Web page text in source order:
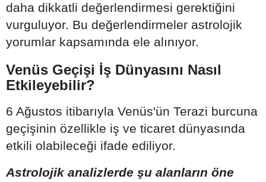
daha dikkatli değerlendirmesi gerektiğini
vurguluyor. Bu değerlendirmeler astrolojik
yorumlar kapsamında ele alınıyor.
Venüs Geçişi İş Dünyasını Nasıl
Etkileyebilir?
6 Ağustos itibarıyla Venüs'ün Terazi burcuna
geçişinin özellikle iş ve ticaret dünyasında
etkili olabileceği ifade ediliyor.
Astrolojik analizlerde şu alanların öne